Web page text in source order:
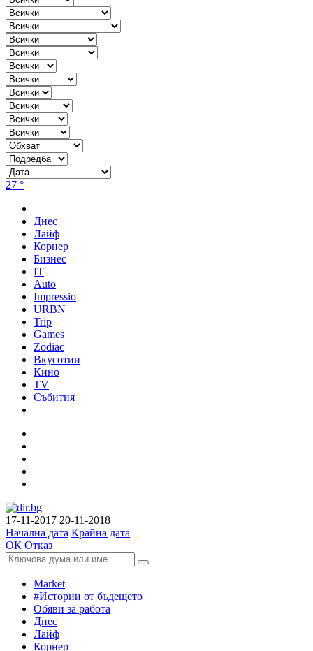
27 °
Днес
Лайф
Корнер
Бизнес
IT
Auto
Impressio
URBN
Trip
Games
Zodiac
Вкусотии
Кино
TV
Събития
17-11-2017 20-11-2018
Начална дата Крайна дата
ОК Отказ
Market
#Истории от бъдещето
Обяви за работа
Днес
Лайф
Корнер